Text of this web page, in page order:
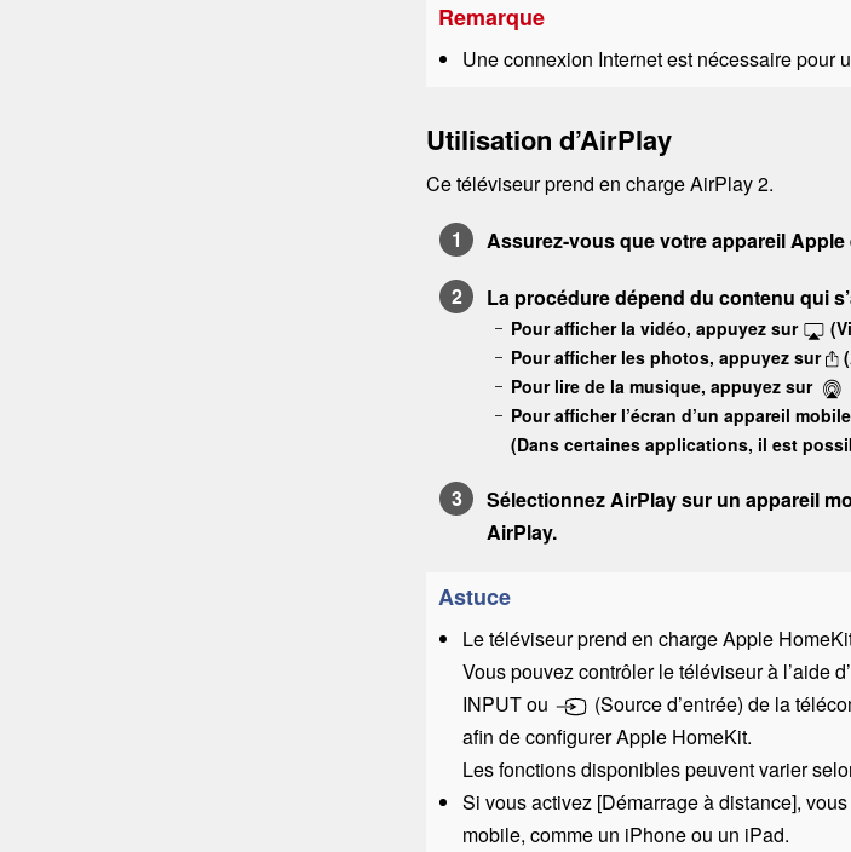
Remarque
Une connexion Internet est nécessaire pour
Utilisation d’AirPlay
Ce téléviseur prend en chargeAirPlay2.
Assurez-vous que votre appareilApple
La procédure dépend du contenu qui
Pour afficher la vidéo, appuyez sur
Pour afficher les photos, appuyez sur
Pour lire de la musique, appuyez sur
Pour afficher l’écran d’un appareil
(Dans certaines applications, il est
SélectionnezAirPlaysur un appareil
AirPlay.
Astuce
Le téléviseur prend en chargeApple
Vous pouvez contrôler le téléviseur à l’aide
INPUTou (Source d’entrée) de la
afin de configurerApple HomeKit.
Les fonctions disponibles peuvent varier
Si vous activez [Démarrage à distance],
mobile, comme un iPhoneou un iPad.